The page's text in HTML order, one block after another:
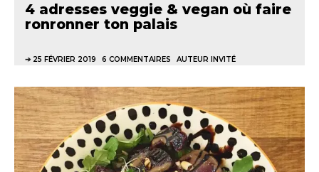
4 adresses veggie & vegan où faire
ronronner ton palais
25 FÉVRIER 2019 6 COMMENTAIRES AUTEUR INVITÉ